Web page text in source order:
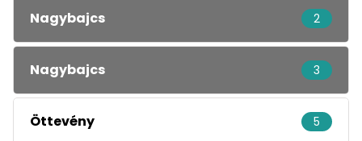
Nagybajcs 2
Nagybajcs 3
Öttevény 5